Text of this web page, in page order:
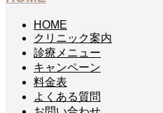
HOME
クリニック案内
診療メニュー
キャンペーン
料金表
よくある質問